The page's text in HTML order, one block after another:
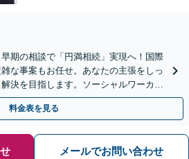
早期の相談で「円満相続」実現へ！国際
な事案もお任せ。あなたの主張をしっ
決を目指します。ソーシャルワーカー
可】【24時間受付】
料金表を見る
メールでお問い合わせ